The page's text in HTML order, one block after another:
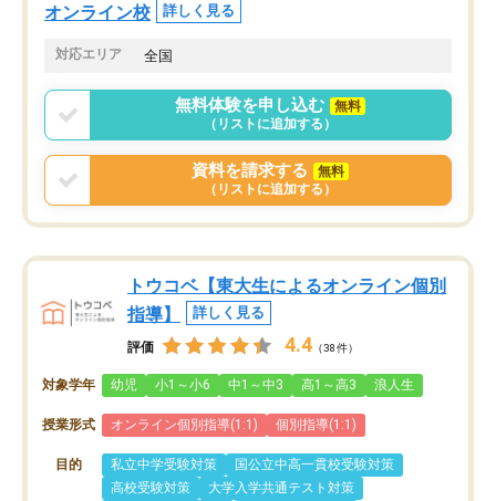
オンライン校 詳しく見る
対応エリア 全国
無料体験を申し込む
無料
（リストに追加する）
資料を請求する
無料
（リストに追加する）
トウコベ【東大生によるオンライン個別
指導】
詳しく見る
評価 4.4 （38件）
対象学年 幼児 小1～小6 中1～中3 高1～高3 浪人生
授業形式 オンライン個別指導(1:1) 個別指導(1:1)
目的 私立中学受験対策
国公立中高一貫校受験対策
高校受験対策
大学入学共通テスト対策